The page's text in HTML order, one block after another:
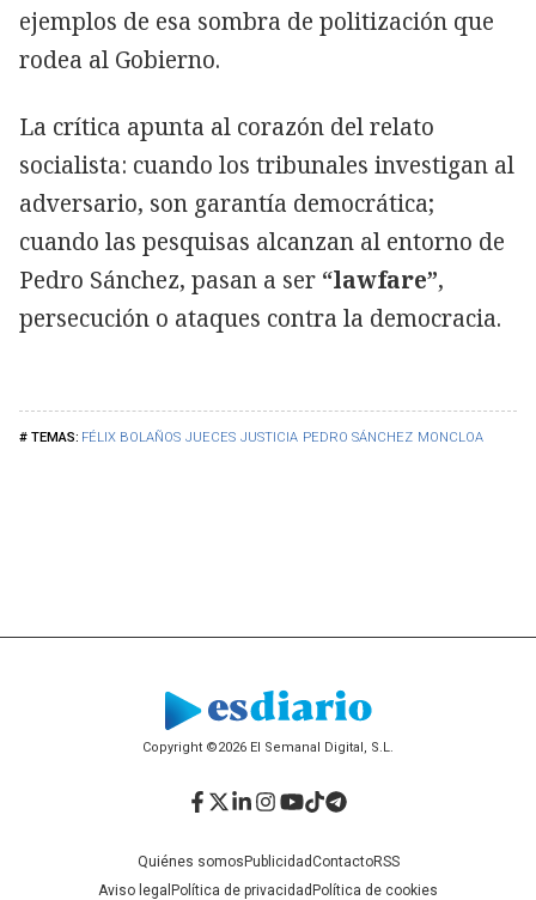
FÉLIX BOLAÑOS JUECES JUSTICIA PEDRO SÁNCHEZ MONCLOA
ejemplos de esa sombra de politización que
rodea al Gobierno.
La crítica apunta al corazón del relato
socialista: cuando los tribunales investigan al
adversario, son garantía democrática;
cuando las pesquisas alcanzan al entorno de
Pedro Sánchez, pasan a ser “lawfare”,
persecución o ataques contra la democracia.
Copyright ©2026 El Semanal Digital, S.L.
Quiénes somos PublicidadContactoRSS
Aviso legal Política de privacidad Política de cookies
Facebook
Twitter
LinkedIn
Instagram
YouTube
TikTok
Telegram